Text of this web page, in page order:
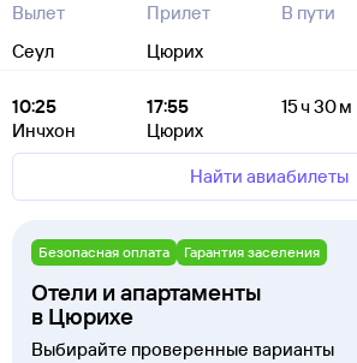
Вылет
Сеул
Прилет
Цюрих
В пути
10:25
Инчхон
17:55
Цюрих
15 ч 30 м
Найти авиабилеты
Безопасная оплата Гарантия заселения
Отели и апартаменты
в Цюрихе
Выбирайте проверенные варианты